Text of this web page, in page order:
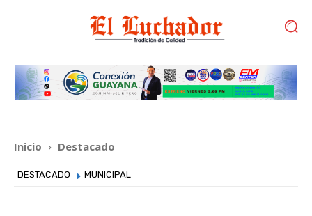
Inicio Destacado
DESTACADO MUNICIPAL